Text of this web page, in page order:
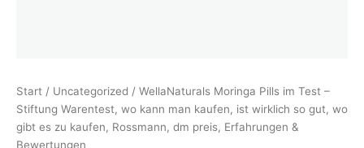
Start / Uncategorized / WellaNaturals Moringa Pills im Test –
Stiftung Warentest, wo kann man kaufen, ist wirklich so gut, wo
gibt es zu kaufen, Rossmann, dm preis, Erfahrungen &
Bewertungen